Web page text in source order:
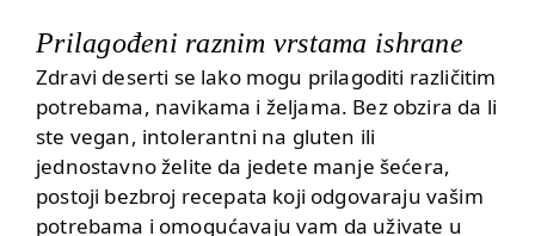
Prilagođeni raznim vrstama ishrane
Zdravi deserti se lako mogu prilagoditi različitim
potrebama, navikama i željama. Bez obzira da li
ste vegan, intolerantni na gluten ili
jednostavno želite da jedete manje šećera,
postoji bezbroj recepata koji odgovaraju vašim
potrebama i omogućavaju vam da uživate u